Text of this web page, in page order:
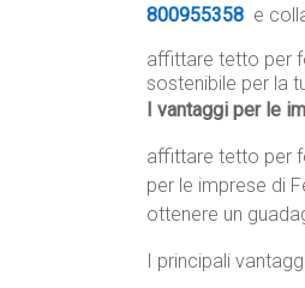
800955358 e
affittare tetto per
sostenibile per la
I vantaggi per le
affittare tetto per
per le imprese di
ottenere un
I principali